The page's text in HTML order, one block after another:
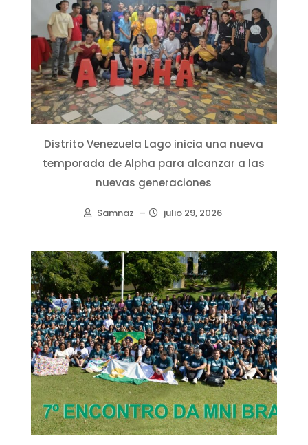
Distrito Venezuela Lago inicia una nueva
temporada de Alpha para alcanzar a las
nuevas generaciones
Samnaz – julio 29, 2026